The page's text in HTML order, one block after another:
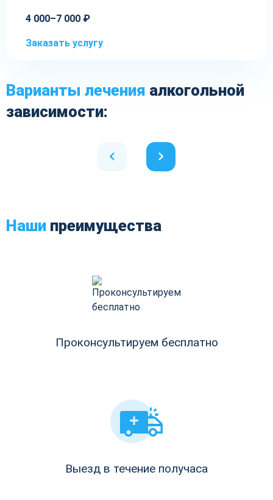
4 000–7 000 ₽
Заказать услугу
Варианты лечения алкогольной
зависимости:
Наши преимущества
Проконсультируем бесплатно
Выезд в течение получаса